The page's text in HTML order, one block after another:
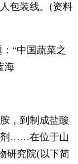
包装线。(资料
“中国蔬菜之
海
，到制成盐酸
剂……在位于山
研究院(以下简